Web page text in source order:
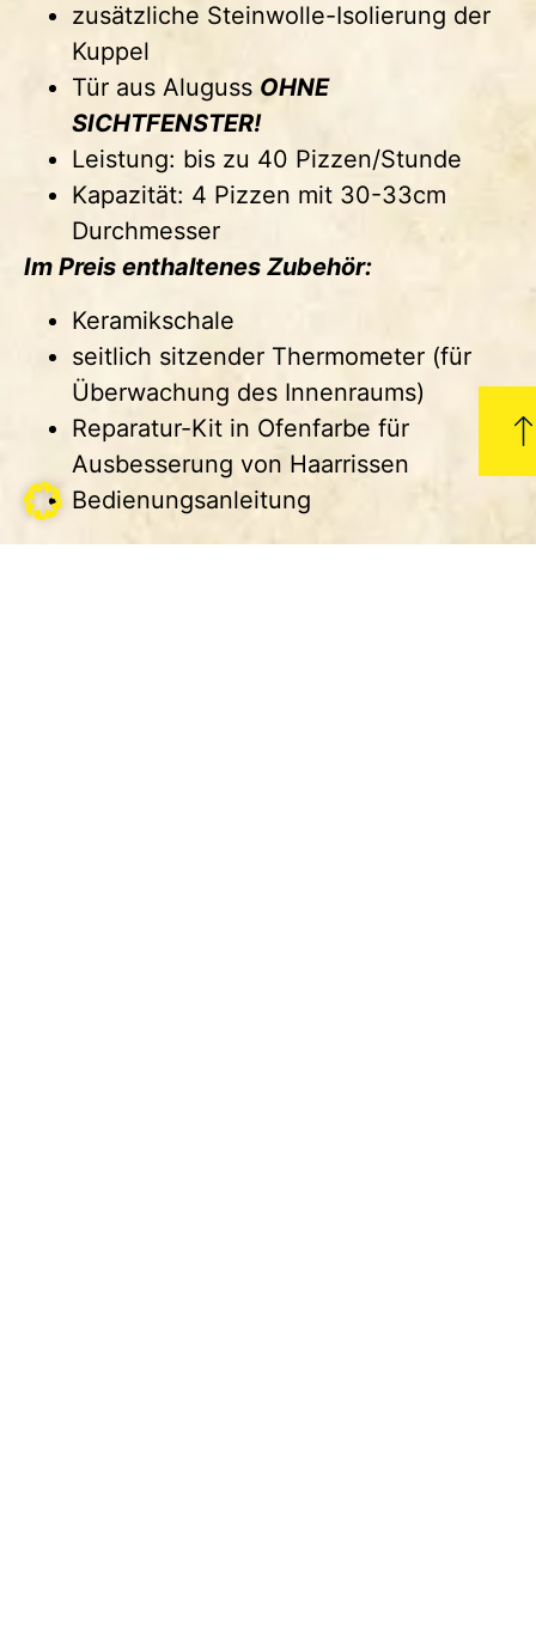
zusätzliche Steinwolle-Isolierung der
Kuppel
Tür aus Aluguss OHNE
SICHTFENSTER!
Leistung: bis zu 40 Pizzen/Stunde
Kapazität: 4 Pizzen mit 30-33cm
Durchmesser
Im Preis enthaltenes Zubehör:
Keramikschale
seitlich sitzender Thermometer (für
Überwachung des Innenraums)
Reparatur-Kit in Ofenfarbe für
Ausbesserung von Haarrissen
Bedienungsanleitung